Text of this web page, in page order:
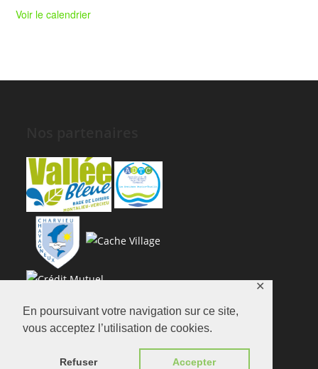
En poursuivant votre navigation sur ce site,
vous acceptez l’utilisation de cookies.
Refuser Accepter
✕
Voir le calendrier